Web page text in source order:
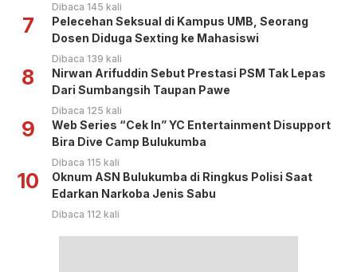
Dibaca 145 kali
7
Pelecehan Seksual di Kampus UMB, Seorang
Dosen Diduga Sexting ke Mahasiswi
Dibaca 139 kali
8
Nirwan Arifuddin Sebut Prestasi PSM Tak Lepas
Dari Sumbangsih Taupan Pawe
Dibaca 125 kali
9
Web Series “Cek In” YC Entertainment Disupport
Bira Dive Camp Bulukumba
Dibaca 115 kali
10
Oknum ASN Bulukumba di Ringkus Polisi Saat
Edarkan Narkoba Jenis Sabu
Dibaca 112 kali